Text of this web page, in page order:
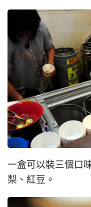
一盒可以裝三個口
梨、紅豆。